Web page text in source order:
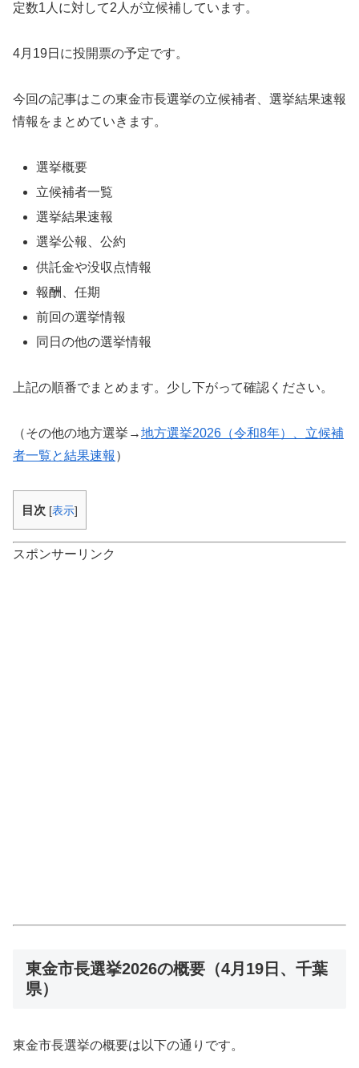
定数1人に対して2人が立候補しています。
4月19日に投開票の予定です。
今回の記事はこの東金市長選挙の立候補者、選挙結果速報
情報をまとめていきます。
選挙概要
立候補者一覧
選挙結果速報
選挙公報、公約
供託金や没収点情報
報酬、任期
前回の選挙情報
同日の他の選挙情報
上記の順番でまとめます。少し下がって確認ください。
（その他の地方選挙→地方選挙2026（令和8年）、立候補
者一覧と結果速報 ）
目次 [表示]
スポンサーリンク
東金市長選挙2026の概要（4月19日、千葉
県）
東金市長選挙の概要は以下の通りです。